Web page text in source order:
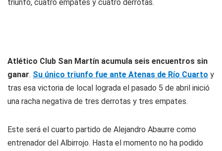
triunfo, cuatro empates y cuatro derrotas.
Atlético Club San Martín acumula seis encuentros sin
ganar. Su único triunfo fue ante Atenas de Río Cuarto y
tras esa victoria de local lograda el pasado 5 de abril inició
una racha negativa de tres derrotas y tres empates.
Este será el cuarto partido de Alejandro Abaurre como
entrenador del Albirrojo. Hasta el momento no ha podido